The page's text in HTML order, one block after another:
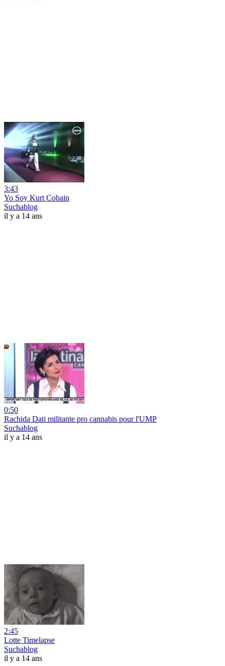
3:43
Yo Soy Kurt Cobain
Suchablog
il y a 14 ans
0:50
Rachida Dati militante pro cannabis pour l'UMP
Suchablog
il y a 14 ans
2:45
Lotte Timelapse
Suchablog
il y a 14 ans